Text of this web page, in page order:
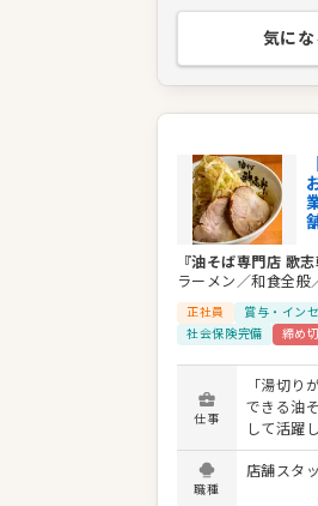
く関わる
SV、店
気にな
『油そば専門店 歌
ラーメン／和食全般
正社員 賞与・イン
社会保険完備
締め
仕事
「湯切り
できる油
して活躍
でも、丁
入社後は
職種
店舗スタ